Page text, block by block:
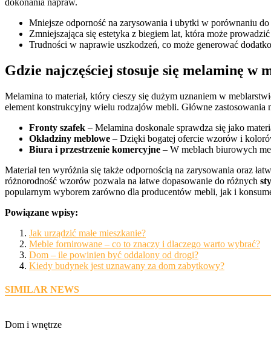
dokonania napraw.
Mniejsze odporność na zarysowania i ubytki w porównaniu
Zmniejszająca się estetyka z biegiem lat, która może
Trudności w naprawie uszkodzeń, co może generować
Gdzie najczęściej stosuje się melaminę w
Melamina to materiał, który cieszy się dużym uznaniem w
element konstrukcyjny wielu rodzajów mebli. Główne zastosowania
Fronty szafek – Melamina doskonale sprawdza się jako
Okładziny meblowe – Dzięki bogatej ofercie wzorów i
Biura i przestrzenie komercyjne – W meblach biurowych
Materiał ten wyróżnia się także odpornością na zarysowania oraz
różnorodność wzorów pozwala na łatwe dopasowanie do różnych
popularnym wyborem zarówno dla producentów mebli, jak i
Powiązane wpisy:
Jak urządzić małe mieszkanie?
Meble fornirowane – co to znaczy i dlaczego warto wybrać?
Dom – ile powinien być oddalony od drogi?
Kiedy budynek jest uznawany za dom zabytkowy?
SIMILAR NEWS
Dom i wnętrze